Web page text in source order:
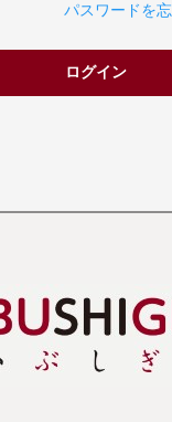
パスワードを
ログイン